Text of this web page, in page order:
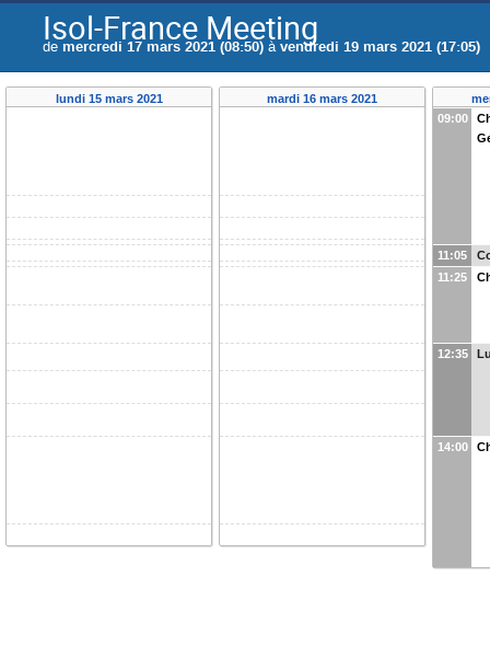
Isol-France Meeting
de mercredi 17 mars 2021 (08:50) àvendredi 19 mars 2021 (17:05)
lundi 15 mars 2021 mardi 16 mars 2021
09:00
11:05
11:25
12:35
14:00